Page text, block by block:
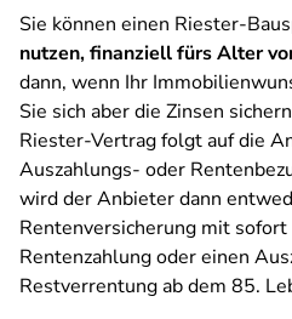
Sie können einen Riester-
nutzen, finanziell fürs Alter
dann, wenn Ihr
Sie sich aber die Zinsen
Riester-Vertrag folgt auf die
Auszahlungs- oder
wird der Anbieter dann
Rentenversicherung mit
Rentenzahlung oder einen
Restverrentung ab dem 85.